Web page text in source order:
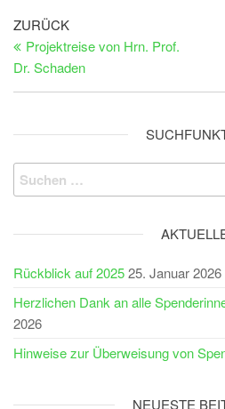
Beitragsnavigation
Vorheriger
Beitrag
ZURÜCK
Projektreise von Hrn. Prof.
Dr. Schaden
Suchen
nach:
Rückblick auf 202525. Januar 2026
Herzlichen Dank an alle
2026
Hinweise zur Überweisung von
NEUESTE